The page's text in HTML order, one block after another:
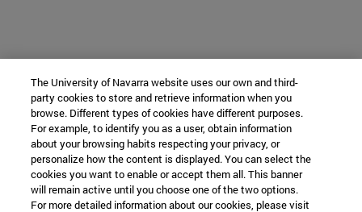
The University of Navarra website uses our own and third-
party cookies to store and retrieve information when you
browse. Different types of cookies have different purposes.
For example, to identify you as a user, obtain information
about your browsing habits respecting your privacy, or
personalize how the content is displayed. You can select the
cookies you want to enable or accept them all. This banner
will remain active until you choose one of the two options.
For more detailed information about our cookies, please visit